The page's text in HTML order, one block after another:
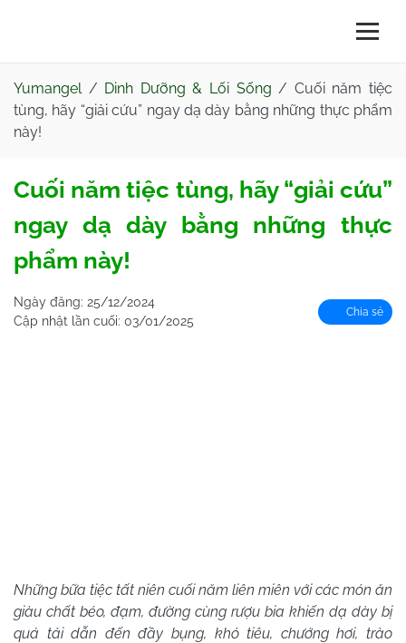
Yumangel/ Dinh Dưỡng & Lối Sống / Cuối năm tiệc
tùng, hãy “giải cứu” ngay dạ dày bằng những thực phẩm
này!
Cuối năm tiệc tùng, hãy “giải cứu”
ngay dạ dày bằng những thực
phẩm này!
Ngày đăng: 25/12/2024
Cập nhật lần cuối: 03/01/2025
Chia sẻ
Những bữa tiệc tất niên cuối năm liên miên với các món ăn
giàu chất béo, đạm, đường cùng rượu bia khiến dạ dày bị
quá tải dẫn đến đầy bụng, khó tiêu, chướng hơi, trào